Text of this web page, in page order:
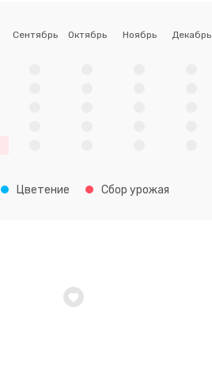
Сентябрь Октябрь Ноябрь Декабрь
Цветение Сбор урожая